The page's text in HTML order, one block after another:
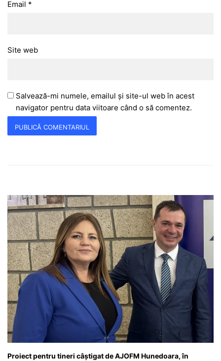
Email *
Site web
Salvează-mi numele, emailul și site-ul web în acest
navigator pentru data viitoare când o să comentez.
Proiect pentru tineri câștigat de AJOFM Hunedoara, în